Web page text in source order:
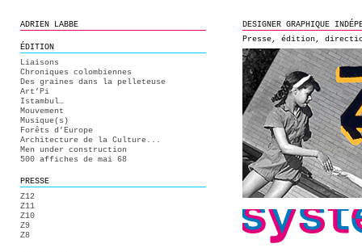
ADRIEN LABBE
ÉDITION
Liaisons
Chroniques colombiennes
Des graines dans la pelleteuse
Art’Pi
Istambul…
Mouvement
Musique(s)
Forêts d’Europe
Architecture de la Culture...
Men under construction
500 affiches de mai 68
PRESSE
Z12
Z11
Z10
Z9
Z8
DESIGNER GRAPHIQUE
Presse, édition,